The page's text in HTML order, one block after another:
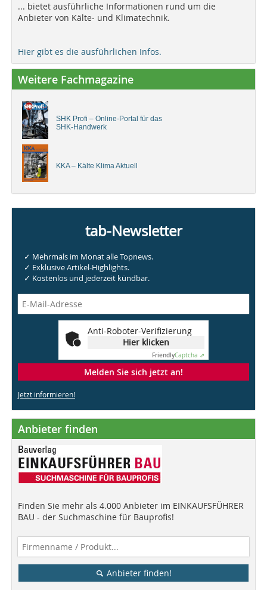
... bietet ausführliche Informationen rund um die
Anbieter von Kälte- und Klimatechnik.
Hier gibt es die ausführlichen Infos.
Weitere Fachmagazine
SHK Profi – Online-Portal für das
SHK-Handwerk
KKA – Kälte Klima Aktuell
tab-Newsletter
✓ Mehrmals im Monat alle Topnews.
✓ Exklusive Artikel-Highlights.
✓ Kostenlos und jederzeit kündbar.
Anti-Roboter-Verifizierung
Hier klicken
FriendlyCaptcha ⇗
Melden Sie sich jetzt an!
Jetzt informieren!
Anbieter finden
Finden Sie mehr als 4.000 Anbieter im EINKAUFSFÜHRER
BAU - der Suchmaschine für Bauprofis!
Anbieter finden!